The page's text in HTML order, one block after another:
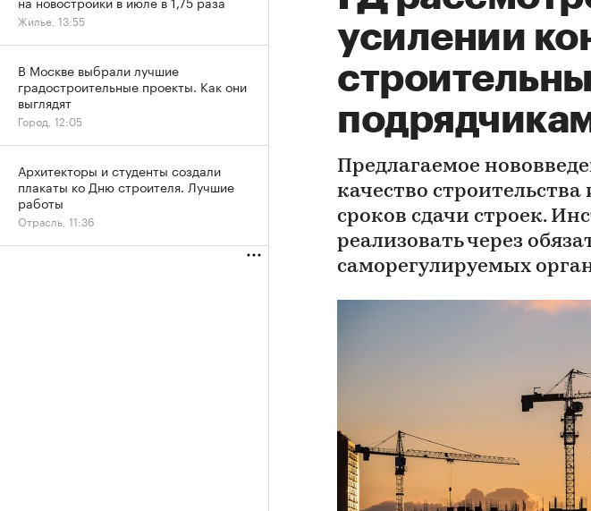
усилении
Предлагаемое
качество
сроков сдачи строек.
реализовать через
саморегулируемых
Жилье, 13:55
В Москве выбрали лучшие
градостроительные проекты. Как они
выглядят
Город, 12:05
Архитекторы и студенты создали
плакаты ко Дню строителя. Лучшие
работы
Отрасль, 11:36